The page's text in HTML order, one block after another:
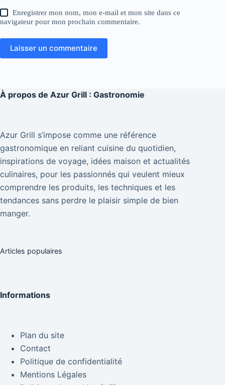
Enregistrer mon nom, mon e-mail et mon site dans ce
navigateur pour mon prochain commentaire.
Laisser un commentaire
À propos de Azur Grill : Gastronomie
Azur Grill s’impose comme une référence
gastronomique en reliant cuisine du quotidien,
inspirations de voyage, idées maison et actualités
culinaires, pour les passionnés qui veulent mieux
comprendre les produits, les techniques et les
tendances sans perdre le plaisir simple de bien
manger.
Articles populaires
Informations
Plan du site
Contact
Politique de confidentialité
Mentions Légales